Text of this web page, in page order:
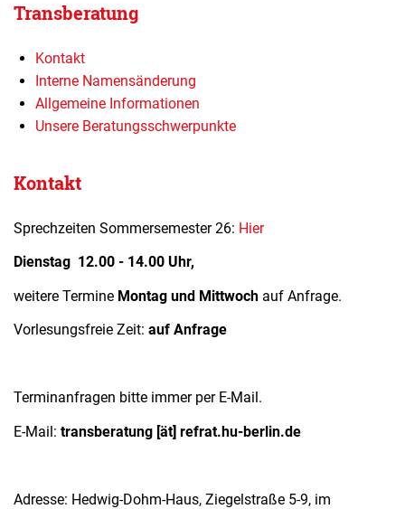
Transberatung
Kontakt
Interne Namensänderung
Allgemeine Informationen
Unsere Beratungsschwerpunkte
Kontakt
Sprechzeiten Sommersemester 26: Hier
Dienstag 12.00 - 14.00 Uhr,
weitere Termine Montag und Mittwoch auf Anfrage.
Vorlesungsfreie Zeit: auf Anfrage
Terminanfragen bitte immer per E-Mail.
E-Mail: transberatung [ät] refrat.hu-berlin.de
Adresse: Hedwig-Dohm-Haus, Ziegelstraße 5-9, im